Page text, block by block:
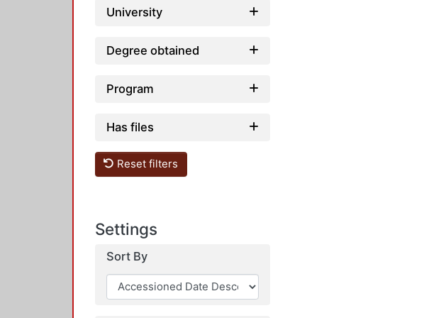
University
Degree obtained
Program
Has files
Reset filters
Settings
Sort By